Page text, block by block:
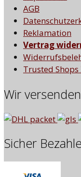
AGB
Reklamation
Vertrag
Trusted
Wir
Sicher